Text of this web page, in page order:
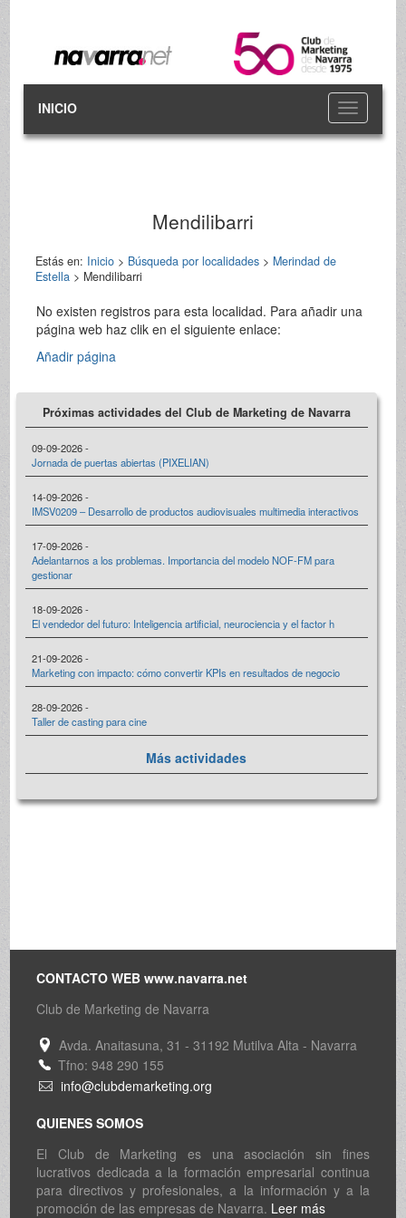
Toggle
navigation
INICIO
Mendilibarri
Estás en: Inicio> Búsqueda por localidades> Merindad de
Estella> Mendilibarri
No existen registros para esta localidad. Para añadir una
página web haz clik en el siguiente enlace:
Añadir página
Próximas actividades del Club de Marketing de Navarra
09-09-2026 -
Jornada de puertas abiertas (PIXELIAN)
14-09-2026 -
IMSV0209 – Desarrollo de productos audiovisuales multimedia interactivos
17-09-2026 -
Adelantarnos a los problemas. Importancia del modelo NOF-FM para
gestionar
18-09-2026 -
El vendedor del futuro: Inteligencia artificial, neurociencia y el factor h
21-09-2026 -
Marketing con impacto: cómo convertir KPIs en resultados de negocio
28-09-2026 -
Taller de casting para cine
Más actividades
CONTACTO WEB www.navarra.net
Club de Marketing de Navarra
Avda. Anaitasuna, 31 - 31192 Mutilva Alta - Navarra
Tfno: 948 290 155
info@clubdemarketing.org
QUIENES SOMOS
El Club de Marketing es una asociación sin fines
lucrativos dedicada a la formación empresarial continua
para directivos y profesionales, a la información y a la
promoción de las empresas de Navarra. Leer más